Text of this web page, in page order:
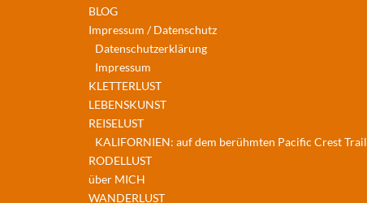
BLOG
Impressum / Datenschutz
Datenschutzerklärung
Impressum
KLETTERLUST
LEBENSKUNST
REISELUST
KALIFORNIEN: auf dem berühmten Pacific Crest Trail
RODELLUST
über MICH
WANDERLUST